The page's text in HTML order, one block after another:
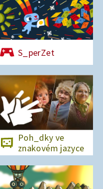
S_perZet
Poh_dky ve
znakovém jazyce